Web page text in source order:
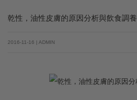
乾性，油性皮膚的原因分析與飲食調養
2016-11-16 | ADMIN